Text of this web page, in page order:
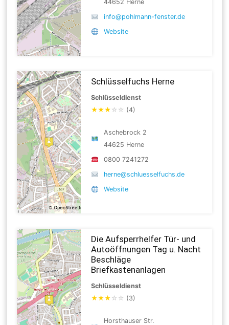
44652 Herne
info@pohlmann-fenster.de
Website
Schlüsselfuchs Herne
Schlüsseldienst
★★★ ☆ ☆ (4)
Aschebrock 2
44625 Herne
0800 7241272
herne@schluesselfuchs.de
Website
Die Aufsperrhelfer Tür- und
Autoöffnungen Tag u. Nacht
Beschläge
Briefkastenanlagen
Schlüsseldienst
★★★ ☆ ☆ (3)
Horsthauser Str.